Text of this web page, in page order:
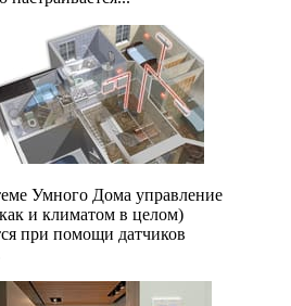
Умного Дома управление
и климатом в целом)
при помощи датчиков